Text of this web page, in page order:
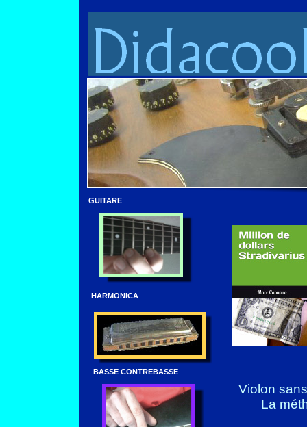
GUITARE
HARMONICA
BASSE CONTREBASSE
Violon
La